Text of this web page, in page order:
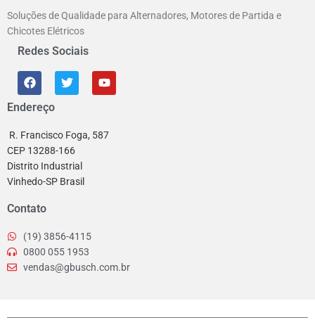
Soluções de Qualidade para Alternadores, Motores de Partida e
Chicotes Elétricos
Redes Sociais
Endereço
R. Francisco Foga, 587
CEP 13288-166
Distrito Industrial
Vinhedo-SP Brasil
Contato
(19) 3856-4115
0800 055 1953
vendas@gbusch.com.br